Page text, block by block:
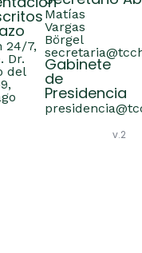
24/7,
Dr.
del
Matías
Vargas
Börgel
Gabinete
de
Presidencia
v.2